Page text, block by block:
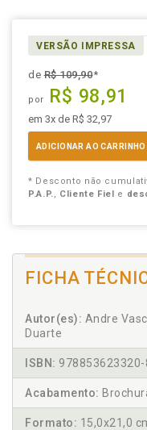
VERSÃO IMPRESSA
deR$ 109,90*
por R$ 98,91
em 3x de R$ 32,97
ADICIONAR AO CARRINHO
* Desconto não
P.A.P., Cliente Fiel e
FICHA
Autor(es): Andre
Duarte
ISBN: 978853623320-
Acabamento:
Formato: 15,0x21,0